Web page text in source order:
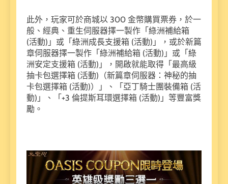
此外，玩家可於商城以 300 金幣購買票券，於一
般、經典、重生伺服器擇一製作「綠洲補給箱
(活動)」或「綠洲成長支援箱 (活動)」，或於新篇
章伺服器擇一製作「綠洲補給箱 (活動)」或「綠
洲安定支援箱 (活動)」，開啟就能取得「最高級
抽卡包選擇箱 (活動)（新篇章伺服器：神秘的抽
卡包選擇箱 (活動)）」、「亞丁騎士團裝備箱 (活
動)」、「+3 倫提斯耳環選擇箱 (活動)」等豐富獎
勵。